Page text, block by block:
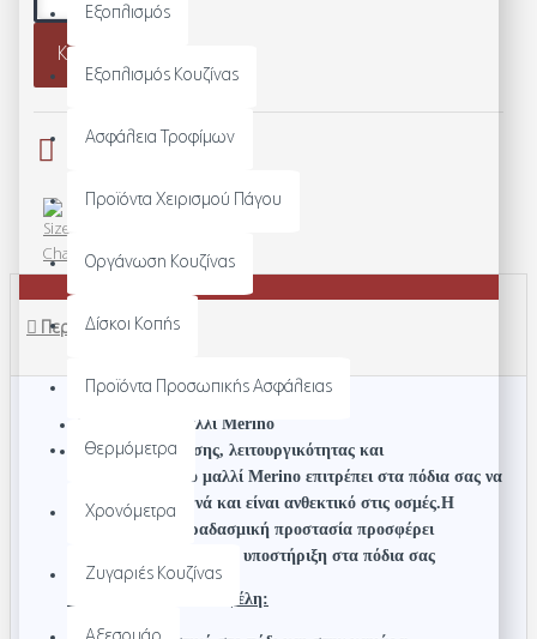
Εξοπλισμός
Εξοπλισμός Κουζίνας
Ασφάλεια Τροφίμων
Προϊόντα Χειρισμού Πάγου
Οργάνωση Κουζίνας
Δίσκοι Κοπής
Προϊόντα Προσωπικής Ασφάλειας
Θερμόμετρα
Χρονόμετρα
Ζυγαριές Κουζίνας
Καλάθι
ΟΔΗΓΌΣ ΜΕΓΕΘΏΝ
Περιγραφή
Kάλτσες από μαλλί Merino
Συνδυασμός άνεσης, λειτουργικότητας και
βιωσιμότητας.Το μαλλί Merino επιτρέπει στα πόδια σας να
είναι πάντα στεγνά και είναι ανθεκτικό στις οσμές.Η
πρόσθετη αντικραδασμική προστασία προσφέρει
μεγαλύτερη άνεση και υποστήριξη στα πόδια σας
Χαρακτηριστικά & Οφέλη: